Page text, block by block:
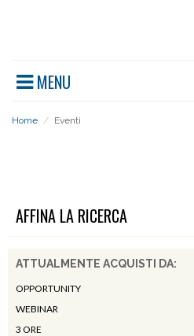
MENU
Home / Eventi
AFFINA LA RICERCA
ATTUALMENTE ACQUISTI DA:
OPPORTUNITY
WEBINAR
3 ORE